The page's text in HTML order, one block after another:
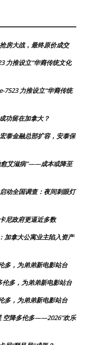
房大战，最终原价成交
力推设立“华裔传统文化
7523 力推设立“华裔传统
功留在加拿大？
泰金融总部扩容，安泰保
愈艾滋病”——成本或降至
动全国调查：夜间刺眼灯
尼政府更逼近多数
加拿大公寓业主陷入资产
多，为弟弟新电影站台
多，为弟弟新电影站台
多，为弟弟新电影站台
空降多伦多——2026“欢乐